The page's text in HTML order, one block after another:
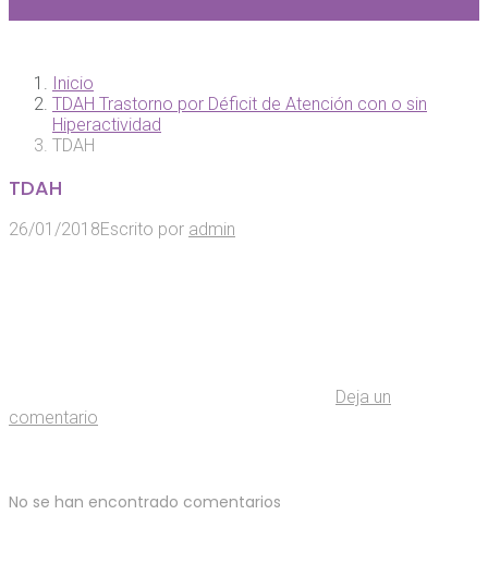
Inicio
TDAH Trastorno por Déficit de Atención con o sin
Hiperactividad
TDAH
TDAH
26/01/2018Escrito por admin
Deja un
comentario
No se han encontrado comentarios